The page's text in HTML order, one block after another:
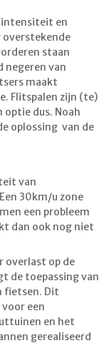
intensiteit en
overstekende
staan
negeren van
maakt
Flitspalen zijn (te)
optie dus. Noah
oplossing van de
van
30km/u zone
een probleem
dan ook nog niet
overlast op de
de toepassing van
fietsen. Dit
een
en het
gerealiseerd